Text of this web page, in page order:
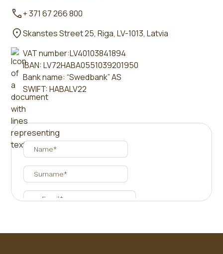
+ 371 67 266 800
Skanstes Street 25, Riga, LV-1013, Latvia
VAT number:LV40103841894
IBAN: LV72HABA0551039201950
Bank name: “Swedbank” AS
SWIFT: HABALV22